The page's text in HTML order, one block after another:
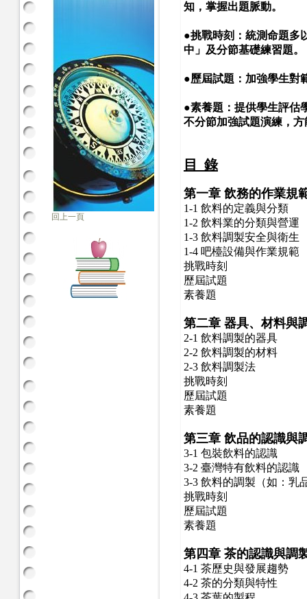
回上一頁
知，掌握出題脈動。
●挑戰時刻： 統測命題多
中」及分節基礎練習題。
●歷屆試題： 加強學生對
●素養題： 提供學生評估
不分節加強試題演練，
目 錄
第一章 飲務的作業規
1-1 飲料的定義與分類
1-2 飲料業的分類與營運
1-3 飲料調製安全與衛生
1-4 吧檯設備與作業規範
挑戰時刻
歷屆試題
素養題
第二章 器具、材料與
2-1 飲料調製的器具
2-2 飲料調製的材料
2-3 飲料調製法
挑戰時刻
歷屆試題
素養題
第三章 飲品的認識與
3-1 包裝飲料的認識
3-2 臺灣特有飲料的認識
3-3 飲料的調製（如：乳
挑戰時刻
歷屆試題
素養題
第四章 茶的認識與調
4-1 茶歷史與發展趨勢
4-2 茶的分類與特性